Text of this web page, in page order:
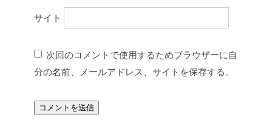
サイト
次回のコメントで使用するためブラウザーに自
分の名前、メールアドレス、サイトを保存する。